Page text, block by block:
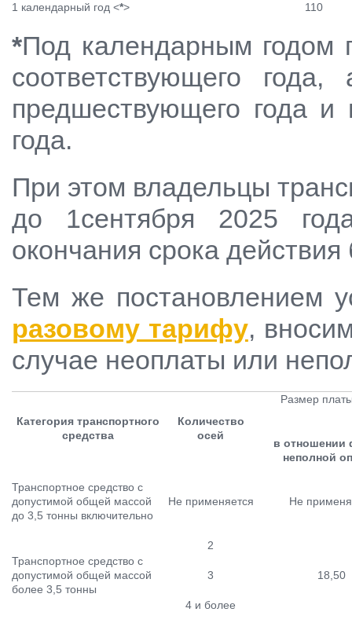
1 календарный год <*> 110
*Под календарным годом
соответствующего
предшествующего года
года.
При этом владельцы
до 1сентября 2025
окончания срока
Тем же постановлением
разовому тарифу,
случае неоплаты или
Категория транспортного
средства
Количество
осей
Размер
в отношении
неполной
Транспортное средство с
допустимой общей массой
до 3,5 тонны включительно
Не применяется Не
Транспортное средство с
допустимой общей массой
более 3,5 тонны
2
18,50
3
4 и более